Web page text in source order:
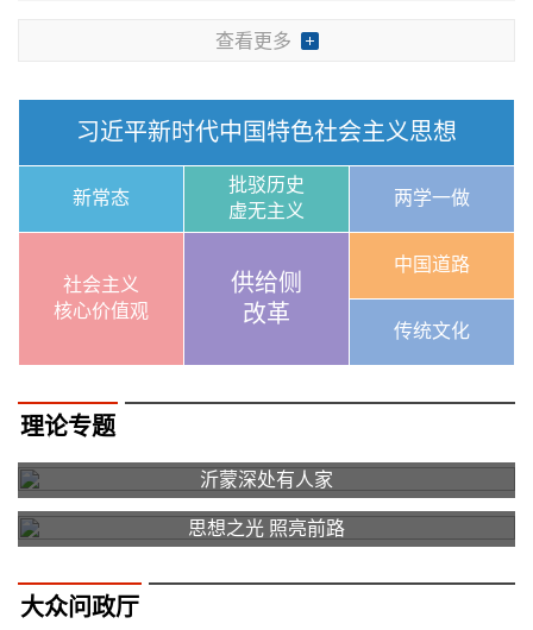
查看更多
习近平新时代中国特色社会主义思想
新常态
批驳历史
虚无主义
两学一做
社会主义
核心价值观
供给侧
改革
中国道路
传统文化
理论专题
沂蒙深处有人家
思想之光 照亮前路
大众问政厅